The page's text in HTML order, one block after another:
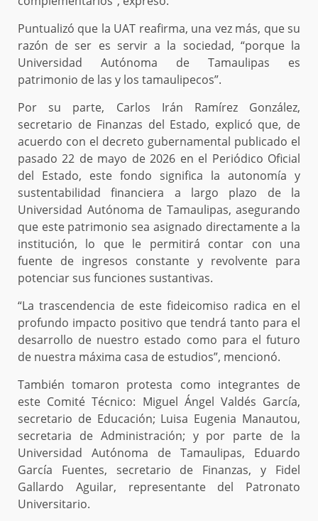
Puntualizó que la UAT reafirma, una vez más, que su
razón de ser es servir a la sociedad, “porque la
Universidad Autónoma de Tamaulipas es
patrimonio de las y los tamaulipecos”.
Por su parte, Carlos Irán Ramírez González,
secretario de Finanzas del Estado, explicó que, de
acuerdo con el decreto gubernamental publicado el
pasado 22 de mayo de 2026 en el Periódico Oficial
del Estado, este fondo significa la autonomía y
sustentabilidad financiera a largo plazo de la
Universidad Autónoma de Tamaulipas, asegurando
que este patrimonio sea asignado directamente a la
institución, lo que le permitirá contar con una
fuente de ingresos constante y revolvente para
potenciar sus funciones sustantivas.
“La trascendencia de este fideicomiso radica en el
profundo impacto positivo que tendrá tanto para el
desarrollo de nuestro estado como para el futuro
de nuestra máxima casa de estudios”, mencionó.
También tomaron protesta como integrantes de
este Comité Técnico: Miguel Ángel Valdés García,
secretario de Educación; Luisa Eugenia Manautou,
secretaria de Administración; y por parte de la
Universidad Autónoma de Tamaulipas, Eduardo
García Fuentes, secretario de Finanzas, y Fidel
Gallardo Aguilar, representante del Patronato
Universitario.